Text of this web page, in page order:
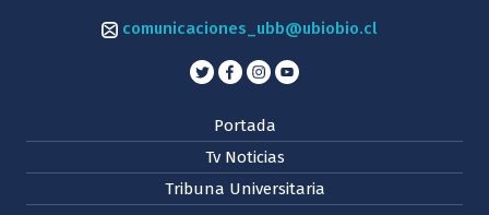
comunicaciones_ubb@ubiobio.cl
Portada
Tv Noticias
Tribuna Universitaria